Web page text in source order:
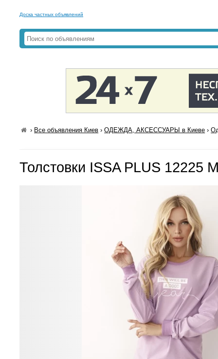
Доска частных объявлений
› Все объявления Киев ›ОДЕЖДА, АКСЕССУАРЫ в Киеве ›
Толстовки ISSA PLUS 12225